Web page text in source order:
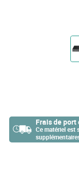
Frais de port
Ce matériel est